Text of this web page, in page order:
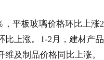
平板玻璃价格环比上涨
上涨。1-2月，建材产
及制品价格同比上涨。